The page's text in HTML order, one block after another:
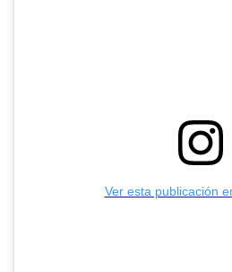
Ver esta publicación